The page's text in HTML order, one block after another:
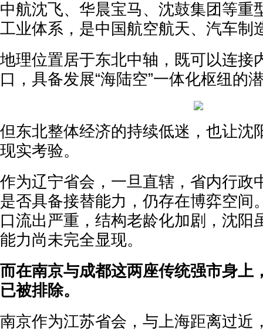
中航沈飞、华晨宝马、沈鼓集团等重
工业体系，是中国航空航天、汽车制
地理位置居于东北中轴，既可以连接
口，具备发展“海陆空”一体化枢纽的
但东北整体经济的持续低迷，也让沈
现实考验。
作为辽宁省会，一旦直辖，省内行政
是否具备接替能力，仍存在博弈空间
口流出严重，结构老龄化加剧，沈阳
能力尚未完全显现。
而在南京与成都这两座传统强市身上
已被排除。
南京作为江苏省会，与上海距离过近